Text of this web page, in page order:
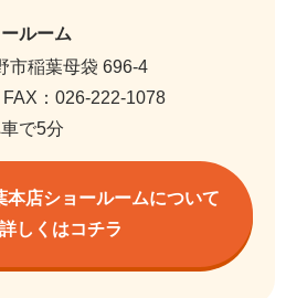
ルーム
市稲葉母袋 696-4
：026-222-1078
で5分
本店ショールームについて
詳しくはコチラ